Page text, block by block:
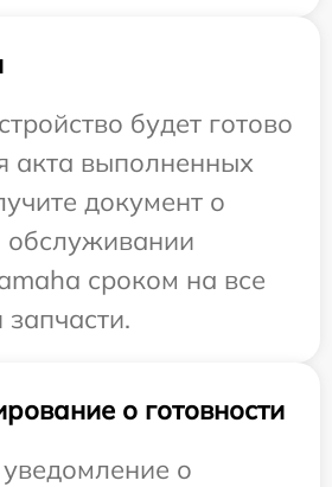
будет готово
акта выполненных
документ о
обслуживании
сроком на все
о готовности
о